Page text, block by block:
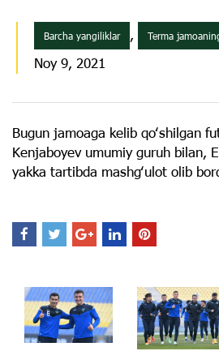
Barcha yangiliklar , Terma
Noy 9, 2021
Bugun jamoaga kelib qoʻshilgan
Kenjaboyev umumiy guruh bilan,
yakka tartibda mashgʻulot olib